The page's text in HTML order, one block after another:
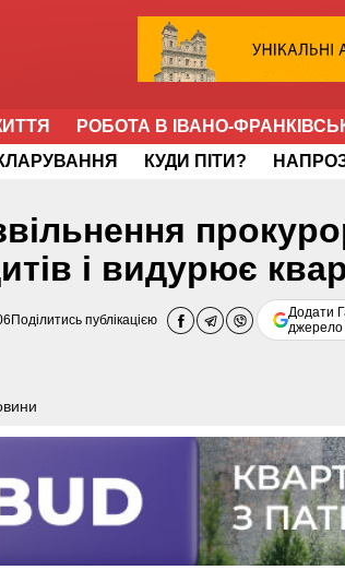
РОБОТА В ІВАНО-
КУДИ ПІТИ?
і видурює
Поділитись публікацією
Додати
джерело